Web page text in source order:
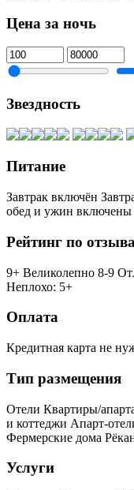
Цена за ночь
Звездность
Питание
Завтрак включён
обед и ужин включены
Рейтинг по
9+ Великолепно 8-9
Неплохо: 5+
Оплата
Кредитная карта не
Тип размещения
Отели Квартиры/
и коттеджи Апарт-
Фермерские дома
Услуги